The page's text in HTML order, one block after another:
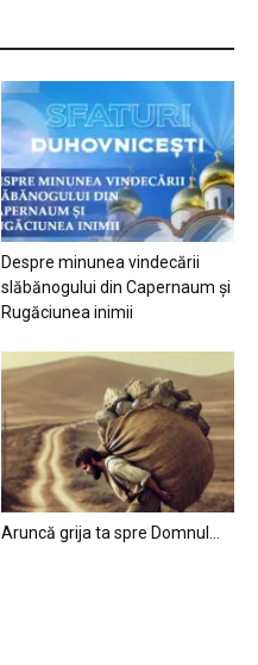
Despre minunea vindecării
slăbănogului din Capernaum și
Rugăciunea inimii
Aruncă grija ta spre Domnul…